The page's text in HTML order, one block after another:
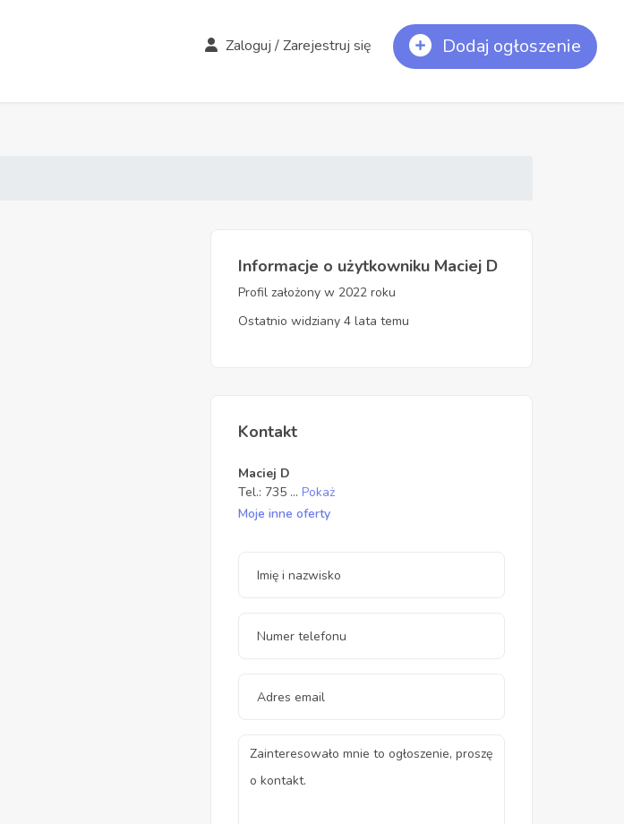
Zaloguj / Zarejestruj się Dodaj ogłoszenie
Informacje o użytkowniku Maciej D
Profil założony w 2022 roku
Ostatnio widziany 4 lata temu
Kontakt
Maciej D
Tel.: 735 ... Pokaż
Moje inne oferty